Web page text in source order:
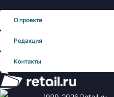
О проекте
Редакция
Контакты